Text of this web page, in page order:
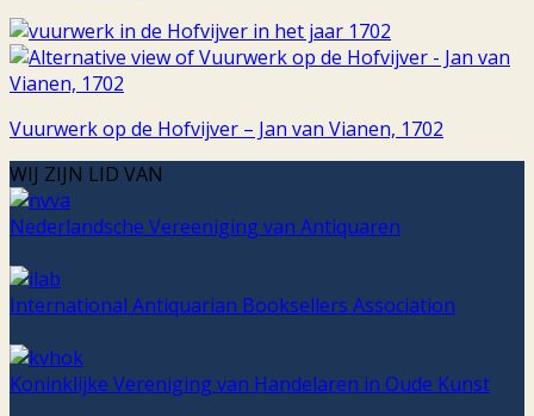
Vuurwerk op de Hofvijver – Jan van Vianen, 1702
WIJ ZIJN LID VAN
Nederlandsche Vereeniging van Antiquaren
International Antiquarian Booksellers Association
Koninklijke Vereniging van Handelaren in Oude Kunst